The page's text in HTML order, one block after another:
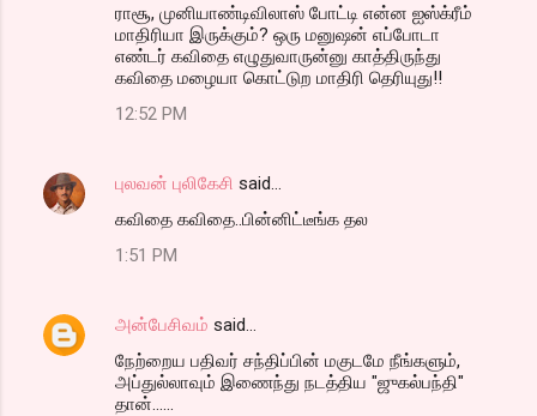
ராசூ, முனியாண்டிவிலாஸ் போட்டி என்ன ஐஸ்க்ரீம்
மாதிரியா இருக்கும்? ஒரு மனுஷன் எப்போடா
எண்டர் கவிதை எழுதுவாருன்னு காத்திருந்து
கவிதை மழையா கொட்டுற மாதிரி தெரியுது!!
12:52 PM
புலவன் புலிகேசி said…
கவிதை கவிதை..பின்னிட்டீங்க தல
1:51 PM
அன்பேசிவம் said…
நேற்றைய பதிவர் சந்திப்பின் மகுடமே நீங்களும்,
அப்துல்லாவும் இணைந்து நடத்திய "ஜுகல்பந்தி"
தான்......